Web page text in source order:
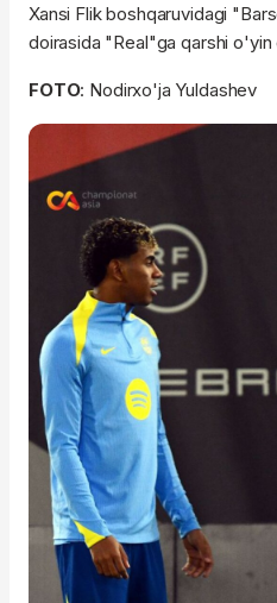
Xansi Flik boshqaruvidagi
doirasida "Real"ga qarshi
FOTO: Nodirxo'ja Yuldashev